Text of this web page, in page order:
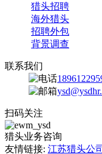
猎头招聘
海外猎头
招聘外包
背景调查
联系我们
扫码关注
猎头业务咨询
友情链接: 江苏猎头公司